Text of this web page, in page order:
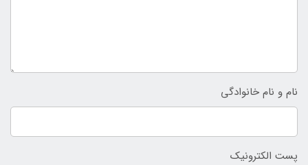
نام و نام خانوادگی
پست الکترونیک